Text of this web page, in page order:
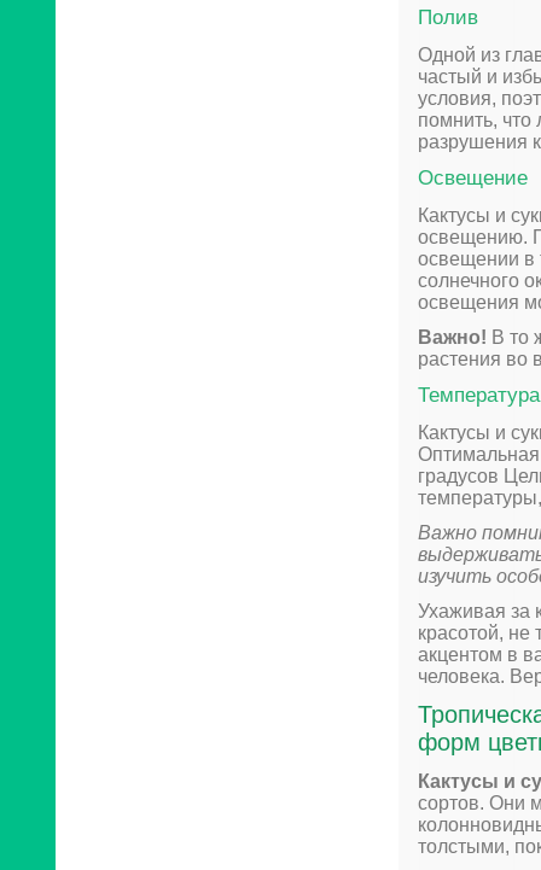
Полив
Одной из
частый и
условия,
помнить, что
разрушения
Освещение
Кактусы и
освещению.
освещении в
солнечного
освещения
Важно! В то
растения во
Температура
Кактусы и
Оптимальная
градусов
Важно
изучить
Ухаживая за
красотой, не
акцентом в
человека.
форм
Кактусы и
сортов. Они
толстыми,